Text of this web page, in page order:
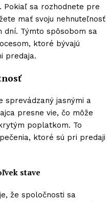
Pokiaľ sa rozhodnete pre
mať svoju nehnuteľnosť
dní. Týmto spôsobom sa
ktoré bývajú
predaja.
sprevádzaný jasnými a
presne vie, čo môže
poplatkom. To
ktoré sú pri predaji
stave
že spoločnosti sa